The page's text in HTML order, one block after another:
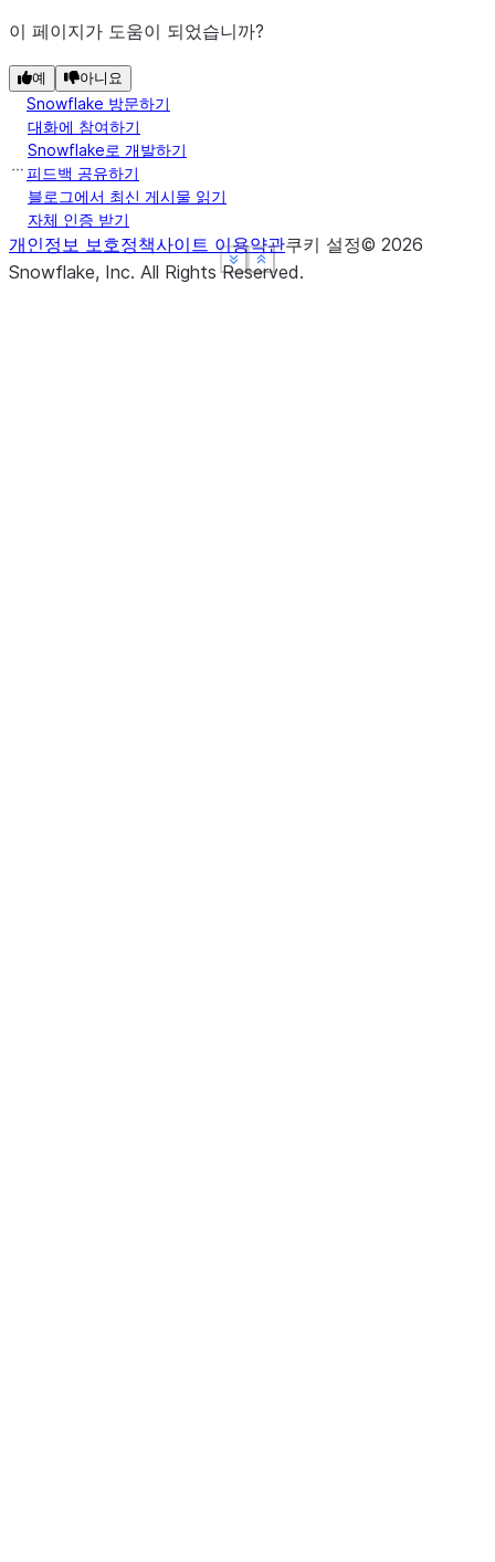
Show less
See more
Show less
See more
Show less
See more
이 페이지가 도움이 되었습니까?
예 아니요
Snowflake 방문하기
대화에 참여하기
Snowflake로 개발하기
피드백 공유하기
블로그에서 최신 게시물 읽기
자체 인증 받기
개인정보 보호정책사이트 이용약관쿠키 설정© 2026
Snowflake, Inc. All Rights Reserved.